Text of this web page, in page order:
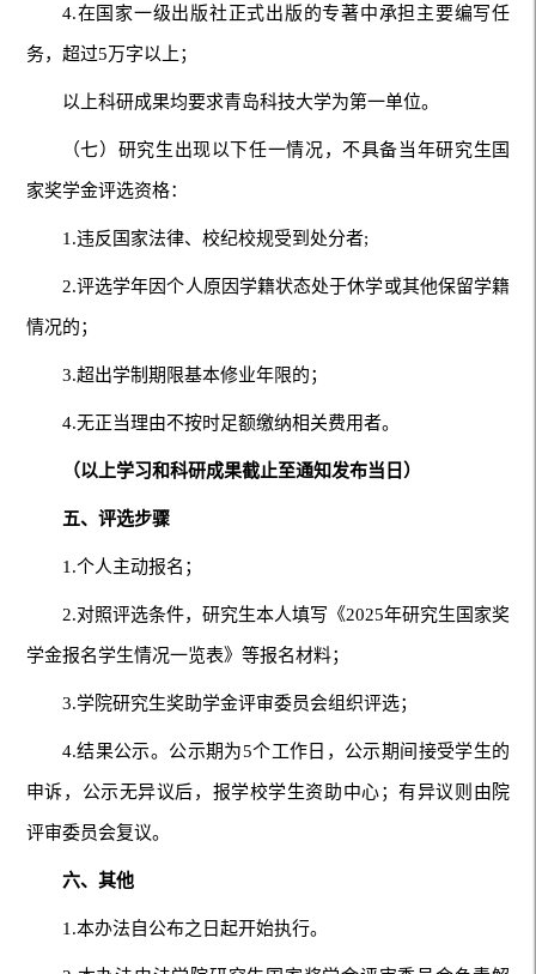
4.在国家一级出版社正式出版的专著中承担主要编写任
务，超过5万字以上；
以上科研成果均要求青岛科技大学为第一单位。
（七）研究生出现以下任一情况，不具备当年研究生国
家奖学金评选资格：
1.违反国家法律、校纪校规受到处分者;
2.评选学年因个人原因学籍状态处于休学或其他保留学籍
情况的；
3.超出学制期限基本修业年限的；
4.无正当理由不按时足额缴纳相关费用者。
（以上学习和科研成果截止至通知发布当日）
五、评选步骤
1.个人主动报名；
2.对照评选条件，研究生本人填写《2025年研究生国家奖
学金报名学生情况一览表》等报名材料；
3.学院研究生奖助学金评审委员会组织评选；
4.结果公示。公示期为5个工作日，公示期间接受学生的
申诉，公示无异议后，报学校学生资助中心；有异议则由院
评审委员会复议。
六、其他
1.本办法自公布之日起开始执行。